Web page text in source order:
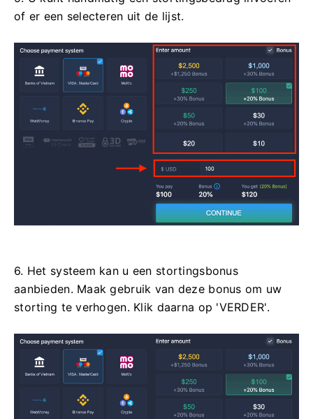
of er een selecteren uit de lijst.
6. Het systeem kan u een stortingsbonus
aanbieden. Maak gebruik van deze bonus om uw
storting te verhogen. Klik daarna op 'VERDER'.